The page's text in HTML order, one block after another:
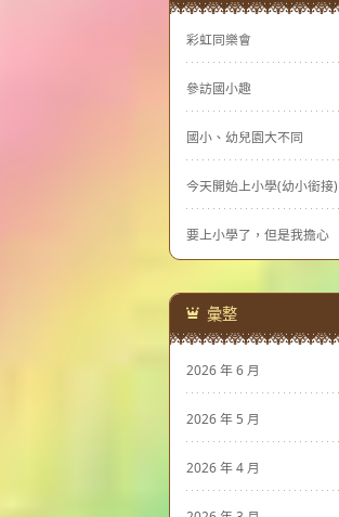
彩虹同樂會
參訪國小趣
國小、幼兒園大不同
今天開始上小學(幼小銜接)
要上小學了，但是我擔心
彙整
2026 年 6 月
2026 年 5 月
2026 年 4 月